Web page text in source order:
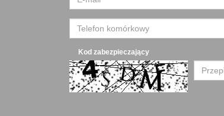
Kod zabezpieczający